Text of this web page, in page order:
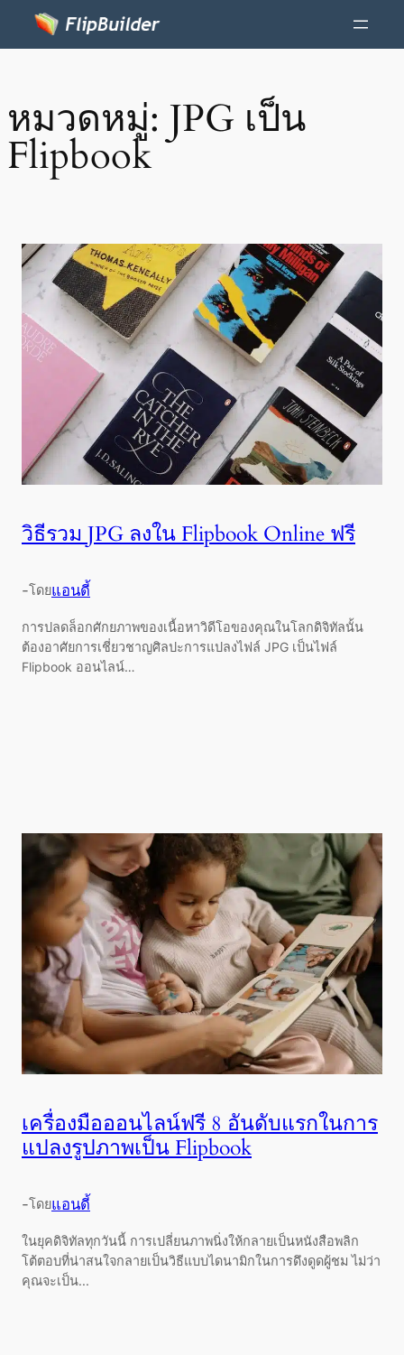
หมวดหมู่: JPG เป็น
Flipbook
วิธีรวม JPG ลงใน Flipbook Online ฟรี
-โดยแอนดี้
การปลดล็อกศักยภาพของเนื้อหาวิดีโอของคุณในโลกดิจิทัลนั้น
ต้องอาศัยการเชี่ยวชาญศิลปะการแปลงไฟล์ JPG เป็นไฟล์
Flipbook ออนไลน์…
เครื่องมือออนไลน์ฟรี 8 อันดับแรกในการ
แปลงรูปภาพเป็น Flipbook
-โดยแอนดี้
ในยุคดิจิทัลทุกวันนี้ การเปลี่ยนภาพนิ่งให้กลายเป็นหนังสือพลิก
โต้ตอบที่น่าสนใจกลายเป็นวิธีแบบไดนามิกในการดึงดูดผู้ชม ไม่ว่า
คุณจะเป็น...